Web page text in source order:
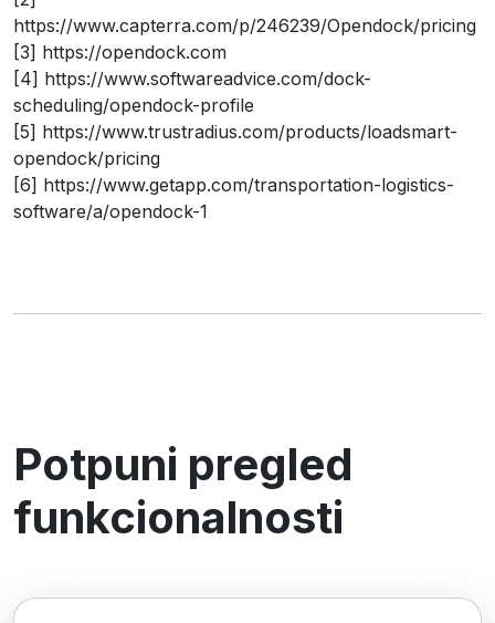
https://www.capterra.com/p/246239/Opendock/pricing
[3] https://opendock.com
[4] https://www.softwareadvice.com/dock-
scheduling/opendock-profile
[5] https://www.trustradius.com/products/loadsmart-
opendock/pricing
[6] https://www.getapp.com/transportation-logistics-
software/a/opendock-1
Potpuni pregled
funkcionalnosti